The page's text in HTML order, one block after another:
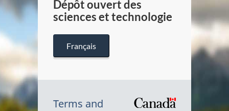
Dépôt ouvert des
sciences et technologie
Français
Terms and